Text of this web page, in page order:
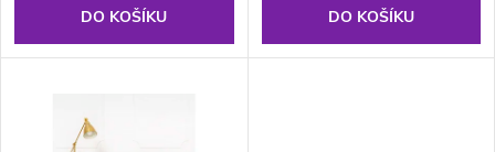
d
DO KOŠÍKU DO KOŠÍKU